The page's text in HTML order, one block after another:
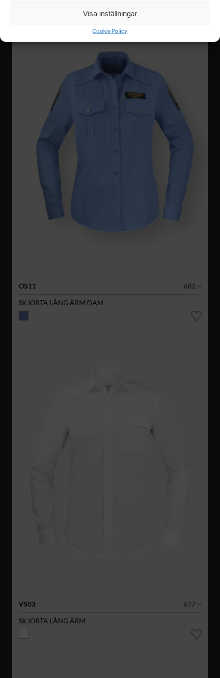
Visa inställningar
Cookie Policy
OS11
682 :-
SKJORTA LÅNG ÄRM DAM
VS03
677 :-
SKJORTA LÅNG ÄRM